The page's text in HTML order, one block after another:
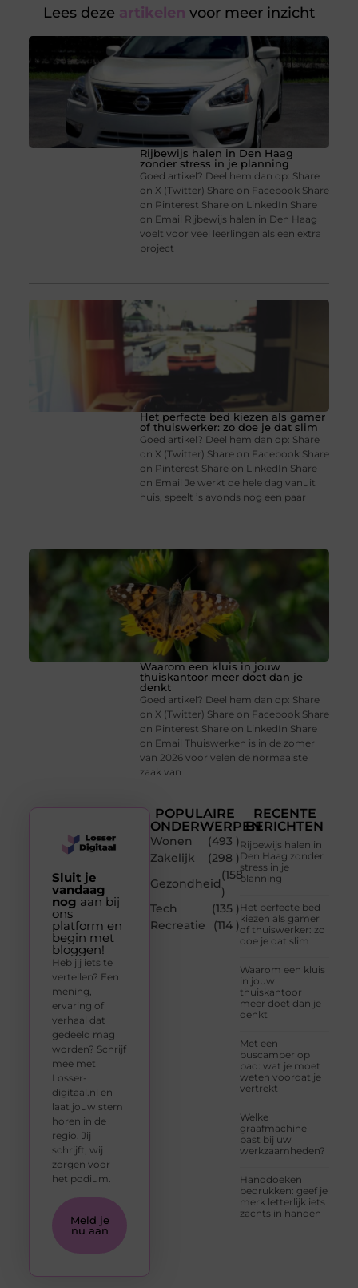
Lees deze artikelen voor meer inzicht
Rijbewijs halen in Den Haag
zonder stress in je planning
Goed artikel? Deel hem dan op: Share
on X (Twitter) Share on Facebook Share
on Pinterest Share on LinkedIn Share
on Email Rijbewijs halen in Den Haag
voelt voor veel leerlingen als een extra
project
Het perfecte bed kiezen als gamer
of thuiswerker: zo doe je dat slim
Goed artikel? Deel hem dan op: Share
on X (Twitter) Share on Facebook Share
on Pinterest Share on LinkedIn Share
on Email Je werkt de hele dag vanuit
huis, speelt ’s avonds nog een paar
Waarom een kluis in jouw
thuiskantoor meer doet dan je
denkt
Goed artikel? Deel hem dan op: Share
on X (Twitter) Share on Facebook Share
on Pinterest Share on LinkedIn Share
on Email Thuiswerken is in de zomer
van 2026 voor velen de normaalste
zaak van
POPULAIRE
ONDERWERPEN
Wonen
(493 )
Zakelijk
(298 )
Gezondheid
(158
)
Tech
(135 )
Recreatie
(114 )
RECENTE
BERICHTEN
Rijbewijs halen in
Den Haag zonder
stress in je
planning
Het perfecte bed
kiezen als gamer
of thuiswerker: zo
doe je dat slim
Waarom een kluis
in jouw
thuiskantoor
meer doet dan je
denkt
Met een
buscamper op
pad: wat je moet
weten voordat je
vertrekt
Welke
graafmachine
past bij uw
werkzaamheden?
Handdoeken
bedrukken: geef je
merk letterlijk iets
zachts in handen
Sluit je
vandaag
nog aan bij
ons
platform en
begin met
bloggen!
Heb jij iets te
vertellen? Een
mening,
ervaring of
verhaal dat
gedeeld mag
worden? Schrijf
mee met
Losser-
digitaal.nl en
laat jouw stem
horen in de
regio. Jij
schrijft, wij
zorgen voor
het podium.
Meld je
nu aan